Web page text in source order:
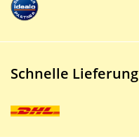
Schnelle Lieferung